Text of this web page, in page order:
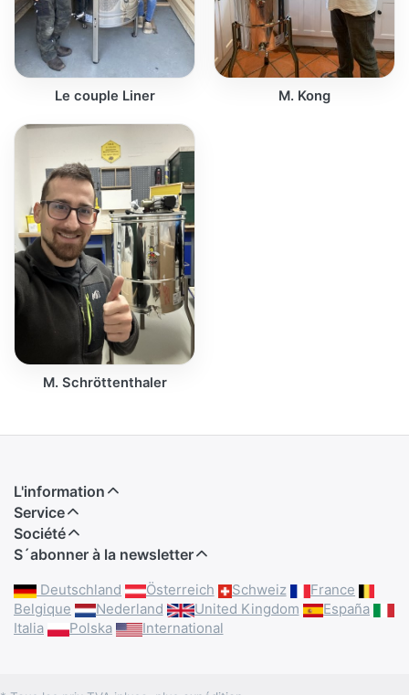
Le couple Liner M. Kong
M. Schröttenthaler
L'information
Service
Société
S´abonner à la newsletter
Deutschland Österreich Schweiz
France
Belgique
Nederland United Kingdom
España
Italia
Polska International